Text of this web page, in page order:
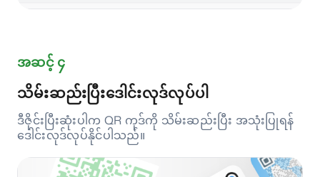
အဆင့် ၄
သိမ်းဆည်းပြီးဒေါင်းလုဒ်လုပ်ပါ
ဒီဇိုင်းပြီးဆုံးပါက QR ကုဒ်ကို သိမ်းဆည်းပြီး အသုံးပြုရန်
ဒေါင်းလုဒ်လုပ်နိုင်ပါသည်။